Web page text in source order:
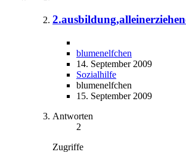
blumenelfchen
14. September 2009
Sozialhilfe
blumenelfchen
15. September 2009
Antworten
2
Zugriffe